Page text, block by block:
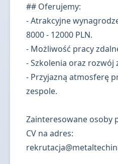
## Oferujemy:
- Atrakcyjne
8000 - 12000 PLN.
- Możliwość pracy
- Szkolenia oraz rozwój
- Przyjazną atmosferę
zespole.
Zainteresowane osoby
CV na adres: